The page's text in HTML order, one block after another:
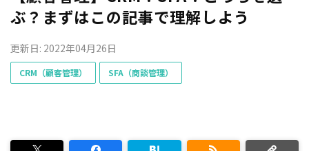
ぶ？まずはこの記事で理解しよう
更新日: 2022年04月26日
CRM（顧客管理） SFA（商談管理）